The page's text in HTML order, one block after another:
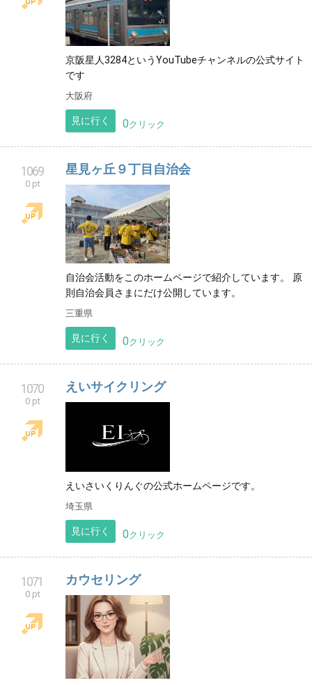
京阪星人3284というYouTubeチャンネルの公式サイト
です
大阪府
見に行く 0クリック
1069
0 pt
星見ヶ丘９丁目自治会
自治会活動をこのホームページで紹介しています。 原
則自治会員さまにだけ公開しています。
三重県
見に行く 0クリック
1070
0 pt
えいサイクリング
えいさいくりんぐの公式ホームページです。
埼玉県
見に行く 0クリック
1071
0 pt
カウセリング